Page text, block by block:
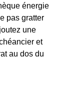
énergie
pas gratter
une
et
au dos du